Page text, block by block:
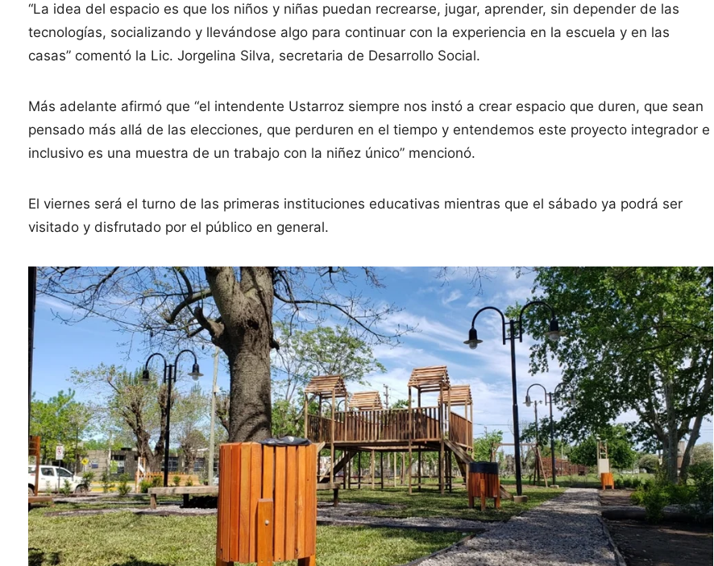
“La idea del espacio es que los niños y niñas puedan recrearse, jugar, aprender, sin depender de las
tecnologías, socializando y llevándose algo para continuar con la experiencia en la escuela y en las
casas” comentó la Lic. Jorgelina Silva, secretaria de Desarrollo Social.
Más adelante afirmó que “el intendente Ustarroz siempre nos instó a crear espacio que duren, que sean
pensado más allá de las elecciones, que perduren en el tiempo y entendemos este proyecto integrador e
inclusivo es una muestra de un trabajo con la niñez único” mencionó.
El viernes será el turno de las primeras instituciones educativas mientras que el sábado ya podrá ser
visitado y disfrutado por el público en general.